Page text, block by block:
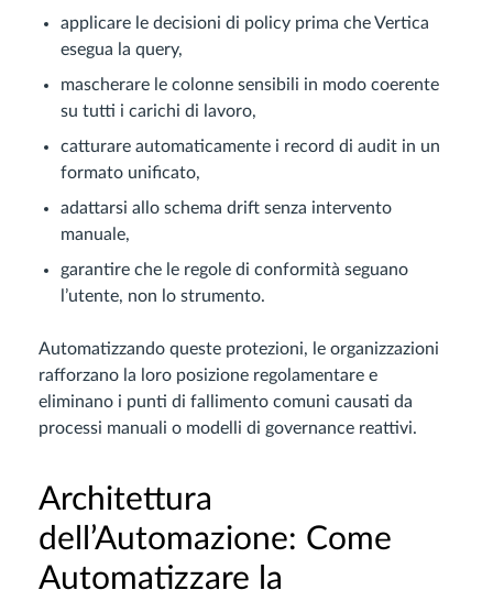
applicare le decisioni di policy prima che Vertica
esegua la query,
mascherare le colonne sensibili in modo coerente
su tutti i carichi di lavoro,
catturare automaticamente i record di audit in un
formato unificato,
adattarsi allo schema drift senza intervento
manuale,
garantire che le regole di conformità seguano
l’utente, non lo strumento.
Automatizzando queste protezioni, le organizzazioni
rafforzano la loro posizione regolamentare e
eliminano i punti di fallimento comuni causati da
processi manuali o modelli di governance reattivi.
Architettura
dell’Automazione: Come
Automatizzare la